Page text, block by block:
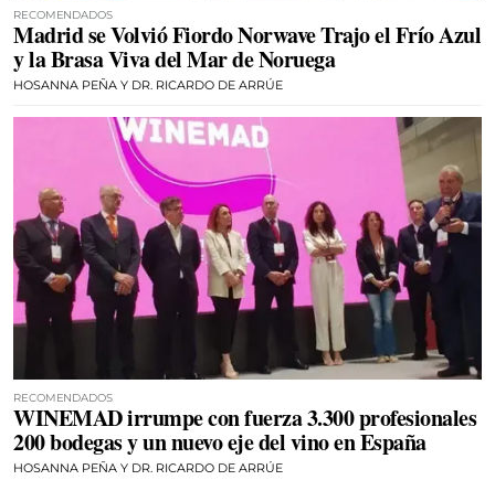
RECOMENDADOS
Madrid se Volvió Fiordo Norwave Trajo el Frío Azul
y la Brasa Viva del Mar de Noruega
HOSANNA PEÑA Y DR. RICARDO DE ARRÚE
RECOMENDADOS
WINEMAD irrumpe con fuerza 3.300 profesionales
200 bodegas y un nuevo eje del vino en España
HOSANNA PEÑA Y DR. RICARDO DE ARRÚE